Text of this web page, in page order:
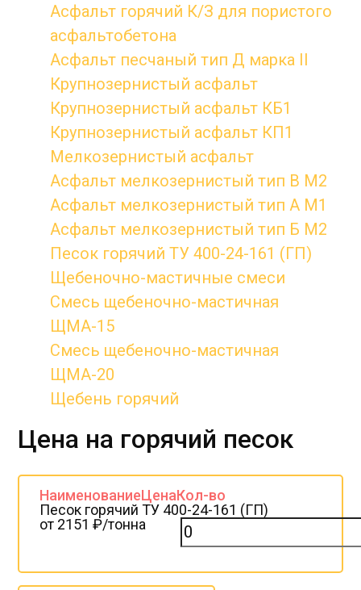
Асфальт горячий К/З для пористого
асфальтобетона
Асфальт песчаный тип Д марка II
Крупнозернистый асфальт
Крупнозернистый асфальт КБ1
Крупнозернистый асфальт КП1
Мелкозернистый асфальт
Асфальт мелкозернистый тип B М2
Асфальт мелкозернистый тип А М1
Асфальт мелкозернистый тип Б М2
Песок горячий ТУ 400-24-161 (ГП)
Щебеночно-мастичные смеси
Смесь щебеночно-мастичная
ЩМА-15
Смесь щебеночно-мастичная
ЩМА-20
Щебень горячий
Цена на горячий песок
НаименованиеЦенаКол-во
Песок горячий ТУ 400-24-161 (ГП)
от 2151 ₽/тонна